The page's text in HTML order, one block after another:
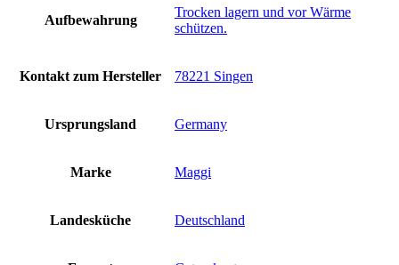
Aufbewahrung
‎Trocken lagern und vor Wärme
schützen.
Kontakt zum Hersteller ‎78221 Singen
Ursprungsland ‎Germany
Marke ‎Maggi
Landesküche ‎Deutschland